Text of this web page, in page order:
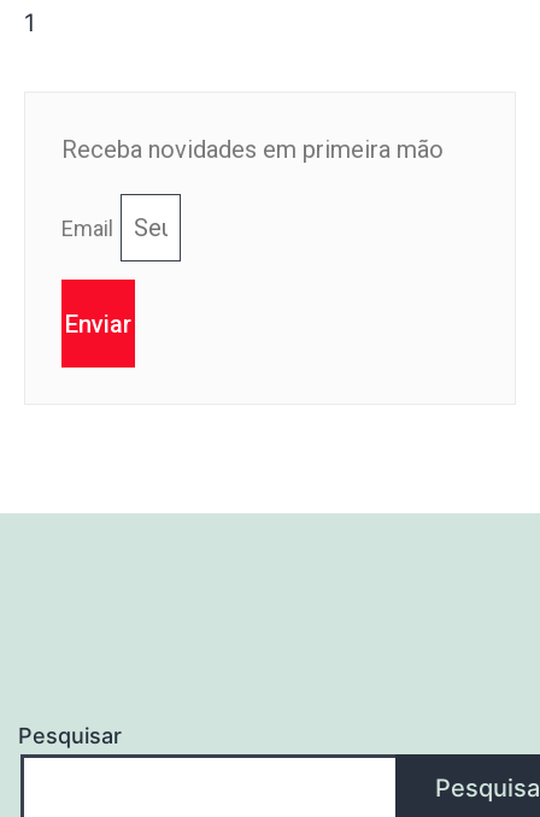
Receba novidades em primeira mão
Email
Enviar
Pesquisar